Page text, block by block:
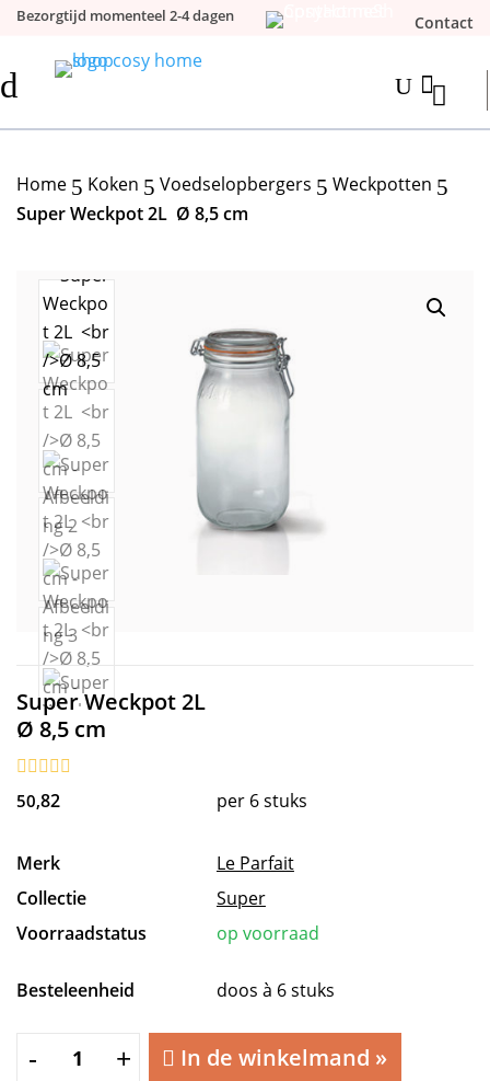
Bezorgtijd momenteel 2-4 dagen Contact
d 
U
Home 5 Koken 5 Voedselopbergers 5 Weckpotten 5
Super Weckpot 2L Ø 8,5 cm
Super Weckpot 2L
Ø 8,5 cm
50,82 per 6 stuks
Merk
Le Parfait
Collectie
Super
Voorraadstatus
op voorraad
Besteleenheid doos à 6 stuks
-
Super
+ In de winkelmand »